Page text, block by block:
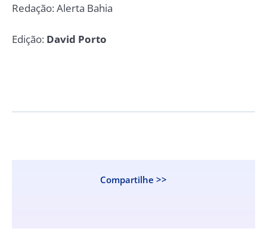
Redação: Alerta Bahia
Edição: David Porto
Compartilhe >>